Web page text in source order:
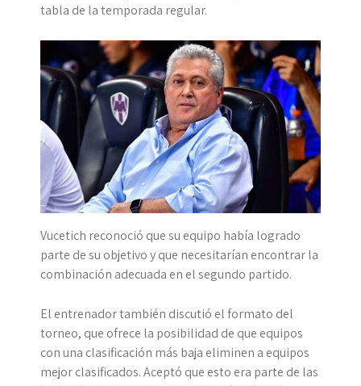
tabla de la temporada regular.
Vucetich reconoció que su equipo había logrado
parte de su objetivo y que necesitarían encontrar la
combinación adecuada en el segundo partido.
El entrenador también discutió el formato del
torneo, que ofrece la posibilidad de que equipos
con una clasificación más baja eliminen a equipos
mejor clasificados. Aceptó que esto era parte de las